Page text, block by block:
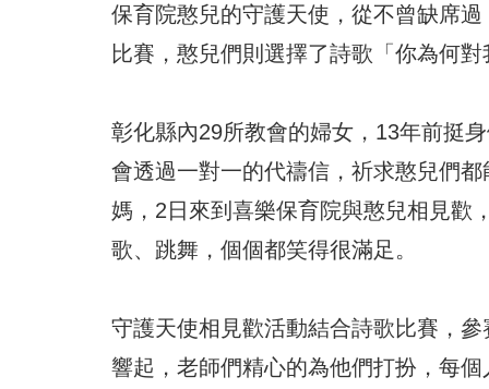
保育院憨兒的守護天使，從不曾缺席
比賽，憨兒們則選擇了詩歌「你為何對
彰化縣內29所教會的婦女，13年前挺
會透過一對一的代禱信，祈求憨兒們
媽，2日來到喜樂保育院與憨兒相見歡
歌、跳舞，個個都笑得很滿足。
守護天使相見歡活動結合詩歌比賽，
響起，老師們精心的為他們打扮，每